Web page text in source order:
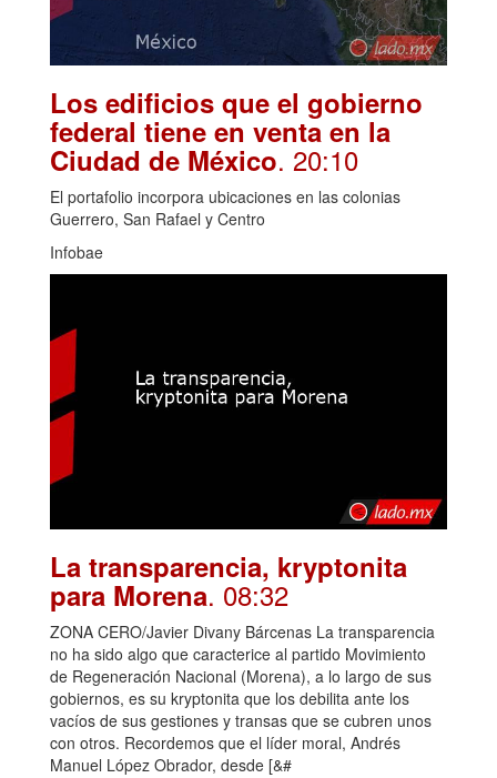
Los edificios que el gobierno
federal tiene en venta en la
Ciudad de México. 20:10
El portafolio incorpora ubicaciones en las colonias
Guerrero, San Rafael y Centro
Infobae
La transparencia, kryptonita
para Morena. 08:32
ZONA CERO/Javier Divany Bárcenas La transparencia
no ha sido algo que caracterice al partido Movimiento
de Regeneración Nacional (Morena), a lo largo de sus
gobiernos, es su kryptonita que los debilita ante los
vacíos de sus gestiones y transas que se cubren unos
con otros. Recordemos que el líder moral, Andrés
Manuel López Obrador, desde [&#